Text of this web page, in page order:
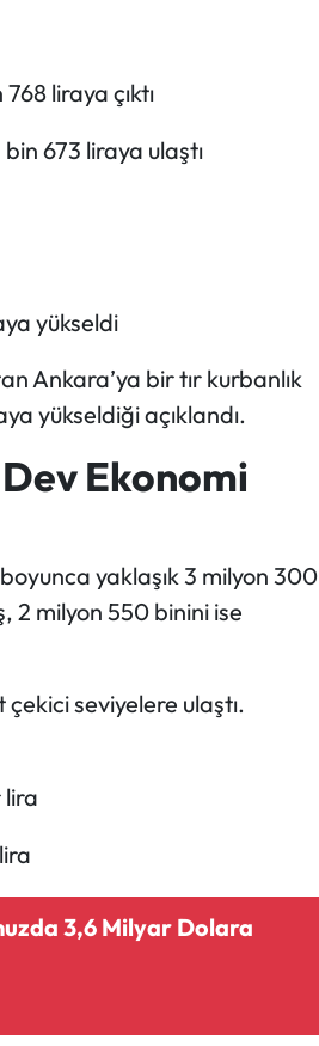
liraya çıktı
673 liraya ulaştı
yükseldi
Ankara’ya bir tır kurbanlık
yükseldiği açıklandı.
Ekonomi
yaklaşık 3 milyon 300
2 milyon 550 binini ise
seviyelere ulaştı.
lira
3,6 Milyar Dolara